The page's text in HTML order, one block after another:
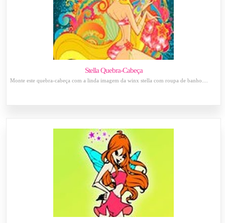
Stella Quebra-Cabeça
Monte este quebra-cabeça com a linda imagem da winx stella com roupa de banho....